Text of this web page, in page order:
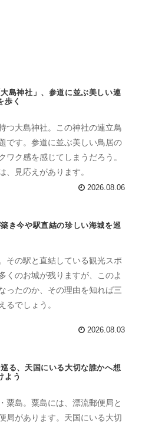
島神社」、参道に並ぶ美しい連
歩く
つ大島神社。この神社の連立鳥
です。参道に並ぶ美しい鳥居の
ワク感を感じてしまうだろう。
、見応えがあります。
2026.08.06
き今や駅直結の珍しい海城を巡
その駅と直結している観光スポ
くのお城が残りますが、このよ
ったのか、その理由を知れば三
るでしょう。
2026.08.03
る、天国にいる大切な誰かへ想
よう
粟島。粟島には、漂流郵便局と
局があります。天国にいる大切